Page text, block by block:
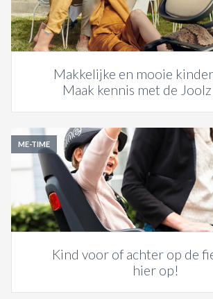
Makkelijke en mooie
Maak kennis met de
ME-TIME
Kind voor of achter op de
hier op!